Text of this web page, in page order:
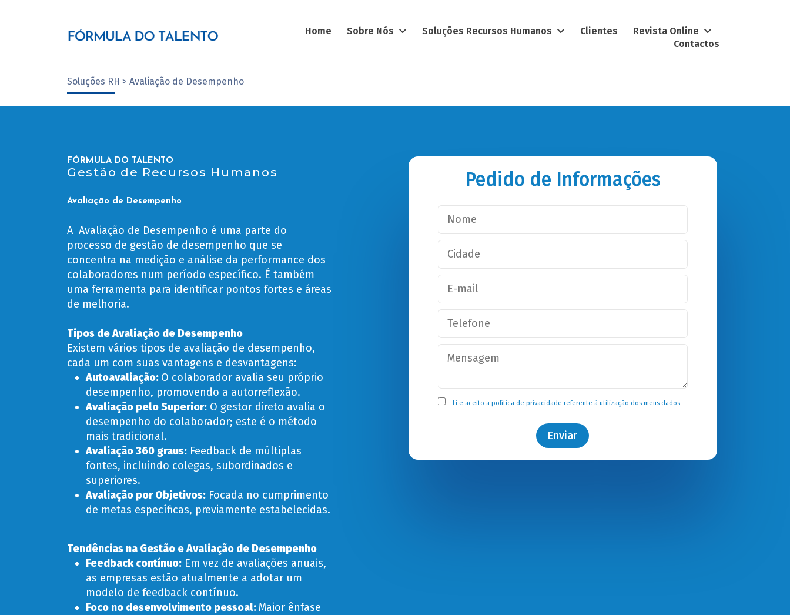
Home Sobre Nós Soluções Recursos Humanos Clientes
Revista Online
Contactos
Soluções RH > Avaliação de Desempenho
FÓRMULA DO TALENTO
Gestão de Recursos Humanos
Avaliação de Desempenho
A Avaliação de Desempenho é uma parte do
processo de gestão de desempenho que se
concentra na medição e análise da performance dos
colaboradores num período específico. É também
uma ferramenta para identificar pontos fortes e áreas
de melhoria.
Tipos de Avaliação de Desempenho
Existem vários tipos de avaliação de desempenho,
cada um com suas vantagens e desvantagens:
Autoavaliação: O colaborador avalia seu próprio
desempenho, promovendo a autorreflexão.
Avaliação pelo Superior: O gestor direto avalia o
desempenho do colaborador; este é o método
mais tradicional.
Avaliação 360 graus: Feedback de múltiplas
fontes, incluindo colegas, subordinados e
superiores.
Avaliação por Objetivos: Focada no cumprimento
de metas específicas, previamente estabelecidas.
Tendências na Gestão e Avaliação de Desempenho
Feedback contínuo: Em vez de avaliações anuais,
as empresas estão atualmente a adotar um
modelo de feedback contínuo.
Foco no desenvolvimento pessoal:Maior ênfase
Pedido de Informações
Li e aceito a política de privacidade referente à utilização dos meus dados
Enviar